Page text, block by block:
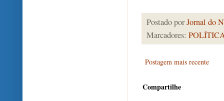
Postado porJornal do
Marcadores:
Postagem mais recente
Compartilhe